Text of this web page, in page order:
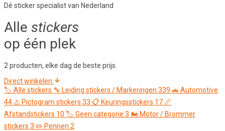
Dé sticker specialist van Nederland
Alle stickers
op één plek
2 producten, elke dag de beste prijs.
Direct winkelen
🏷️ Alle stickers 🔧 Leiding stickers / Markeringen 339 🚗Automotive
44 ⚠️ Pictogram stickers 33 📋 Keuringsstickers 17 📏
Afstandstickers 10 🏷️ Geen categorie 3 🏍️ Motor / Brommer
stickers 3 ✏️ Pennen 2